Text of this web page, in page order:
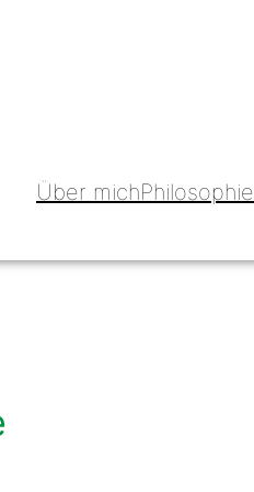
Über michPhilosophie